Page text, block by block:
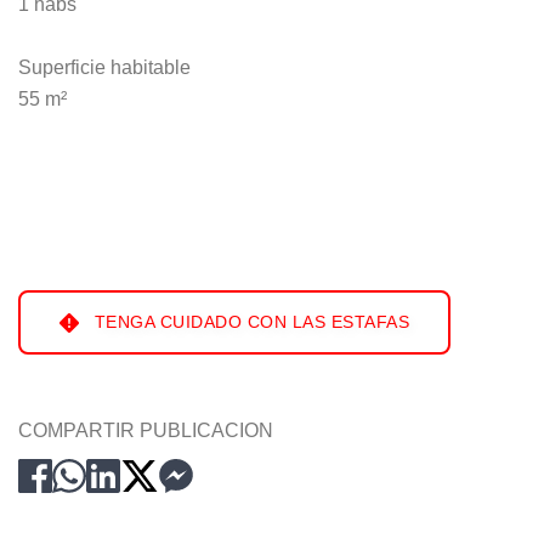
Superficie habitable
55 m²
TENGA CUIDADO CON LAS ESTAFAS
COMPARTIR PUBLICACION